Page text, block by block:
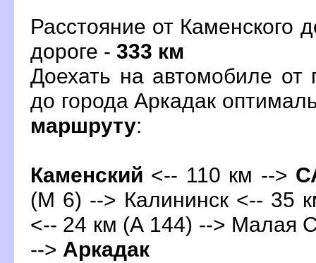
Расстояние от Каменского
дороге - 333 км
Доехать на автомобиле от
до города Аркадак
маршруту:
Каменский <-- 110 км -->
(М 6) --> Калининск <-- 35
<-- 24 км (А 144) --> Малая
--> Аркадак